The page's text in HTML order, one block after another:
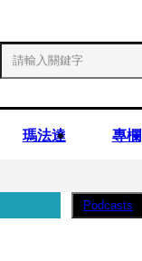
瑪法達 專欄
Podcasts